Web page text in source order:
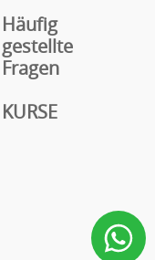
Häufig
gestellte
Fragen
KURSE